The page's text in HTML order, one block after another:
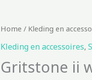
Home / Kleding en
Kleding en accessoires,
Gritstone ii